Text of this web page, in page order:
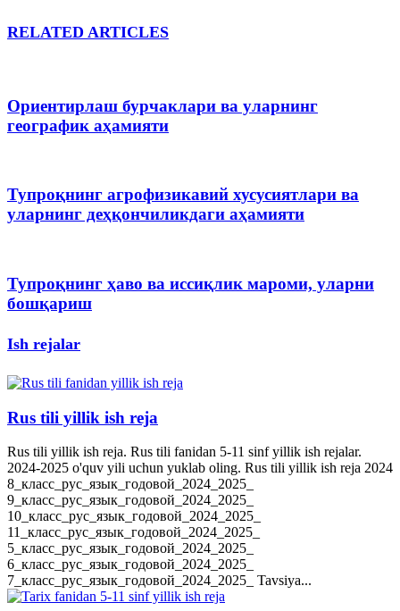
RELATED ARTICLES
Ориентирлаш бурчаклари ва уларнинг
географик аҳамияти
Тупроқнинг агрофизикавий хусусиятлари ва
уларнинг деҳқончиликдаги аҳамияти
Тупроқнинг ҳаво ва иссиқлик мароми, уларни
бошқариш
Ish rejalar
Rus tili yillik ish reja
Rus tili yillik ish reja. Rus tili fanidan 5-11 sinf yillik ish rejalar.
2024-2025 o'quv yili uchun yuklab oling. Rus tili yillik ish reja 2024
8_класс_рус_язык_годовой_2024_2025_
9_класс_рус_язык_годовой_2024_2025_
10_класс_рус_язык_годовой_2024_2025_
11_класс_рус_язык_годовой_2024_2025_
5_класс_рус_язык_годовой_2024_2025_
6_класс_рус_язык_годовой_2024_2025_
7_класс_рус_язык_годовой_2024_2025_ Tavsiya...